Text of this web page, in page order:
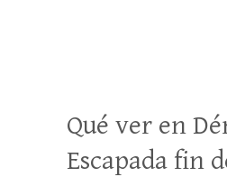
Qué ver en
Escapada fin